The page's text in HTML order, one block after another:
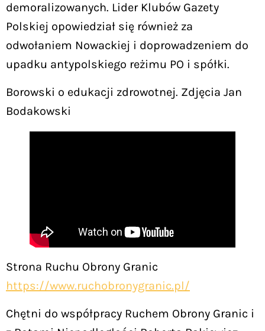
demoralizowanych. Lider Klubów Gazety
Polskiej opowiedział się również za
odwołaniem Nowackiej i doprowadzeniem do
upadku antypolskiego reżimu PO i spółki.
Borowski o edukacji zdrowotnej. Zdjęcia Jan
Bodakowski
Strona Ruchu Obrony Granic
https://www.ruchobronygranic.pl/
Chętni do współpracy Ruchem Obrony Granic i